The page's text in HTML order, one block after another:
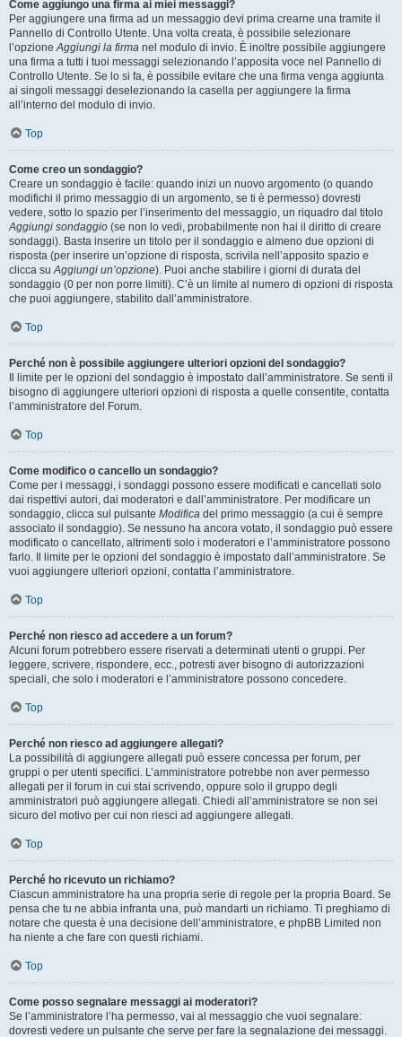
Come aggiungo una firma ai miei messaggi?
Per aggiungere una firma ad un messaggio devi prima crearne una tramite il
Pannello di Controllo Utente. Una volta creata, è possibile selezionare
l’opzioneAggiungi la firma nel modulo di invio. È inoltre possibile aggiungere
una firma a tutti i tuoi messaggi selezionando l’apposita voce nel Pannello di
Controllo Utente. Se lo si fa, è possibile evitare che una firma venga aggiunta
ai singoli messaggi deselezionando la casella per aggiungere la firma
all’interno del modulo di invio.
Top
Come creo un sondaggio?
Creare un sondaggio è facile: quando inizi un nuovo argomento (o quando
modifichi il primo messaggio di un argomento, se ti è permesso) dovresti
vedere, sotto lo spazio per l’inserimento del messaggio, un riquadro dal titolo
Aggiungi sondaggio (se non lo vedi, probabilmente non hai il diritto di creare
sondaggi). Basta inserire un titolo per il sondaggio e almeno due opzioni di
risposta (per inserire un’opzione di risposta, scrivila nell’apposito spazio e
clicca suAggiungi un’opzione). Puoi anche stabilire i giorni di durata del
sondaggio (0 per non porre limiti). C’è un limite al numero di opzioni di risposta
che puoi aggiungere, stabilito dall’amministratore.
Top
Perché non è possibile aggiungere ulteriori opzioni del sondaggio?
Il limite per le opzioni del sondaggio è impostato dall’amministratore. Se senti il
bisogno di aggiungere ulteriori opzioni di risposta a quelle consentite, contatta
l’amministratore del Forum.
Top
Come modifico o cancello un sondaggio?
Come per i messaggi, i sondaggi possono essere modificati e cancellati solo
dai rispettivi autori, dai moderatori e dall’amministratore. Per modificare un
sondaggio, clicca sul pulsante Modifica del primo messaggio (a cui è sempre
associato il sondaggio). Se nessuno ha ancora votato, il sondaggio può essere
modificato o cancellato, altrimenti solo i moderatori e l’amministratore possono
farlo. Il limite per le opzioni del sondaggio è impostato dall’amministratore. Se
vuoi aggiungere ulteriori opzioni, contatta l’amministratore.
Top
Perché non riesco ad accedere a un forum?
Alcuni forum potrebbero essere riservati a determinati utenti o gruppi. Per
leggere, scrivere, rispondere, ecc., potresti aver bisogno di autorizzazioni
speciali, che solo i moderatori e l’amministratore possono concedere.
Top
Perché non riesco ad aggiungere allegati?
La possibilità di aggiungere allegati può essere concessa per forum, per
gruppi o per utenti specifici. L’amministratore potrebbe non aver permesso
allegati per il forum in cui stai scrivendo, oppure solo il gruppo degli
amministratori può aggiungere allegati. Chiedi all’amministratore se non sei
sicuro del motivo per cui non riesci ad aggiungere allegati.
Top
Perché ho ricevuto un richiamo?
Ciascun amministratore ha una propria serie di regole per la propria Board. Se
pensa che tu ne abbia infranta una, può mandarti un richiamo. Ti preghiamo di
notare che questa è una decisione dell’amministratore, e phpBB Limited non
ha niente a che fare con questi richiami.
Top
Come posso segnalare messaggi ai moderatori?
Se l’amministratore l’ha permesso, vai al messaggio che vuoi segnalare:
dovresti vedere un pulsante che serve per fare la segnalazione dei messaggi.